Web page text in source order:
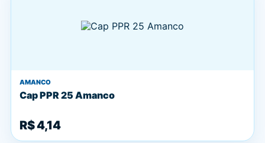
AMANCO
Cap PPR 25 Amanco
R$ 4,14